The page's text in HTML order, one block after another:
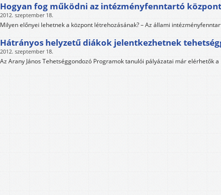
Hogyan fog működni az intézményfenntartó
2012. szeptember 18.
Milyen előnyei lehetnek a központ létrehozásának? – Az állami
Hátrányos helyzetű diákok jelentkezhetnek
2012. szeptember 18.
Az Arany János Tehetséggondozó Programok tanulói pályázatai már elérhetők